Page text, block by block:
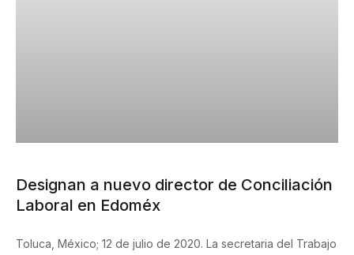
Designan a nuevo director de Conciliación
Laboral en Edoméx
Toluca, México; 12 de julio de 2020. La secretaria del Trabajo